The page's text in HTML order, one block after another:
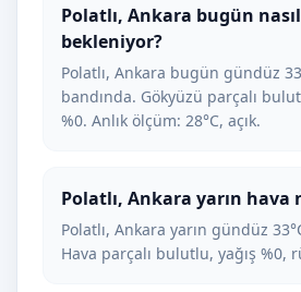
Polatlı, Ankara bugün
bekleniyor?
Polatlı, Ankara bugün gündüz
bandında. Gökyüzü parçalı
%0. Anlık ölçüm: 28°C, açık.
Polatlı, Ankara yarın hava
Polatlı, Ankara yarın gündüz
Hava parçalı bulutlu, yağış %0,